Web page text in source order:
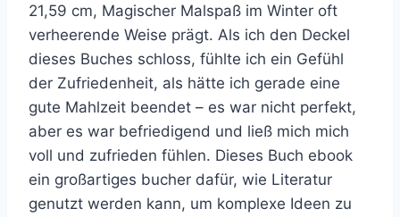
21,59 cm, Magischer Malspaß im Winter oft
verheerende Weise prägt. Als ich den Deckel
dieses Buches schloss, fühlte ich ein Gefühl
der Zufriedenheit, als hätte ich gerade eine
gute Mahlzeit beendet – es war nicht perfekt,
aber es war befriedigend und ließ mich mich
voll und zufrieden fühlen. Dieses Buch ebook
ein großartiges bucher dafür, wie Literatur
genutzt werden kann, um komplexe Ideen zu